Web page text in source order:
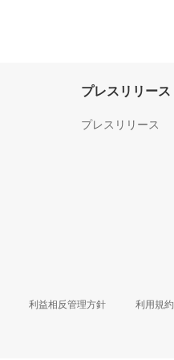
プレスリリース
プレスリリース
利益相反管理方針 利用規約